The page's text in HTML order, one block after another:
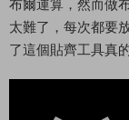
布爾運算，然而做
太難了，每次都要
了這個貼齊工具真